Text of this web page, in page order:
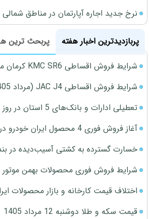
نرخ جدید اجاره آپارتمان در مناطق
پربازدیدترین اخبار هفته
پربحث ترین
شرایط فروش اقساطی KMC SR6 کرمان موتور اعلام شد
شرایط فروش اقساطی JAC J4 (مرداد 1405)
تعطیلی ادارات و بانک‌های 5 استان در روز چهارشنبه
آغاز فروش فوری 4 محصول ایران خودرو در نمایندگی‌ها
خسارت گسترده به کشتی آسیب‌دیده در
شرایط فروش فوری محصولات بهمن موتور
اختلاف قیمت کارخانه و بازار محصولات
قیمت سکه و طلا دوشنبه 12 مرداد 1405